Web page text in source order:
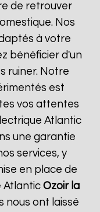
de retrouver
Nos
à votre
bénéficier d'un
ruiner. Notre
est
vos attentes
Atlantic
une garantie
services, y
en place de
Atlantic Ozoir la
nous ont laissé